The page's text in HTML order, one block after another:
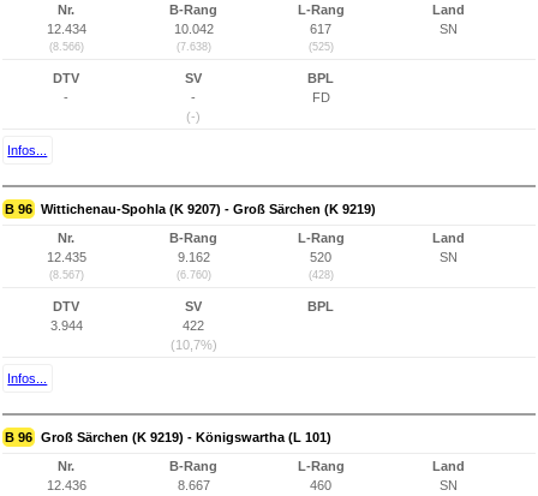
Nr.
12.434
(8.566)
B-Rang
10.042
(7.638)
L-Rang
617
(525)
Land
SN
DTV
-
SV
-
(-)
BPL
FD
Infos...
B 96 Wittichenau-Spohla (K 9207) - Groß Särchen (K 9219)
Nr.
12.435
(8.567)
B-Rang
9.162
(6.760)
L-Rang
520
(428)
Land
SN
DTV
3.944
SV
422
(10,7%)
BPL
Infos...
B 96 Groß Särchen (K 9219) - Königswartha (L 101)
Nr.
12.436
B-Rang
8.667
L-Rang
460
Land
SN